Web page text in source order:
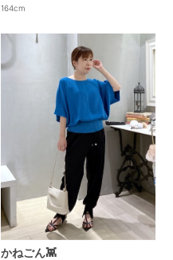
164cm
かねごん👾